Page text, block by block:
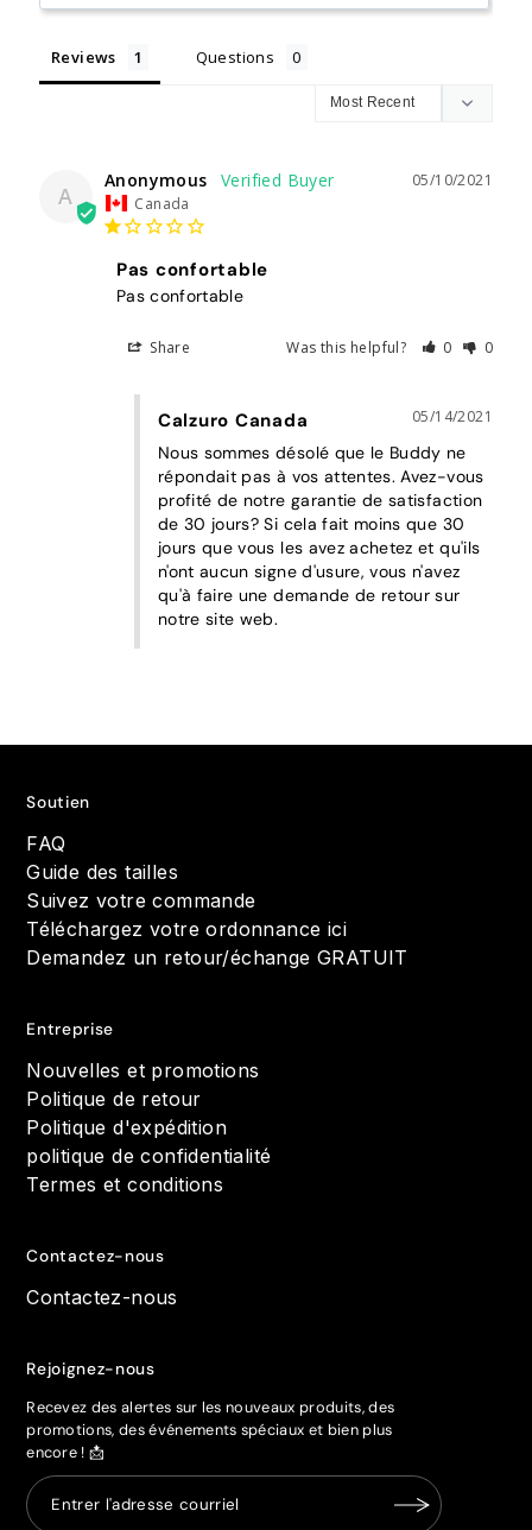
Reviews Questions
A
05/10/2021
Anonymous
Canada
Pas confortable
Pas confortable
Share Was this helpful? 0 0
05/14/2021
Calzuro Canada
Nous sommes désolé que le Buddy ne
répondait pas à vos attentes. Avez-vous
profité de notre garantie de satisfaction
de 30 jours? Si cela fait moins que 30
jours que vous les avez achetez et qu'ils
n'ont aucun signe d'usure, vous n'avez
qu'à faire une demande de retour sur
notre site web.
Soutien
FAQ
Guide des tailles
Suivez votre commande
Téléchargez votre ordonnance ici
Demandez un retour/échange GRATUIT
Entreprise
Nouvelles et promotions
Politique de retour
Politique d'expédition
politique de confidentialité
Termes et conditions
Contactez-nous
Contactez-nous
Rejoignez-nous
Recevez des alertes sur les nouveaux produits, des
promotions, des événements spéciaux et bien plus
encore ! 📩